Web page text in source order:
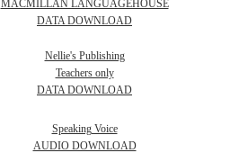
MACMILLAN LANGUAGEHOUSE
DATA DOWNLOAD
Nellie's Publishing
Teachers only
DATA DOWNLOAD
Speaking Voice
AUDIO DOWNLOAD